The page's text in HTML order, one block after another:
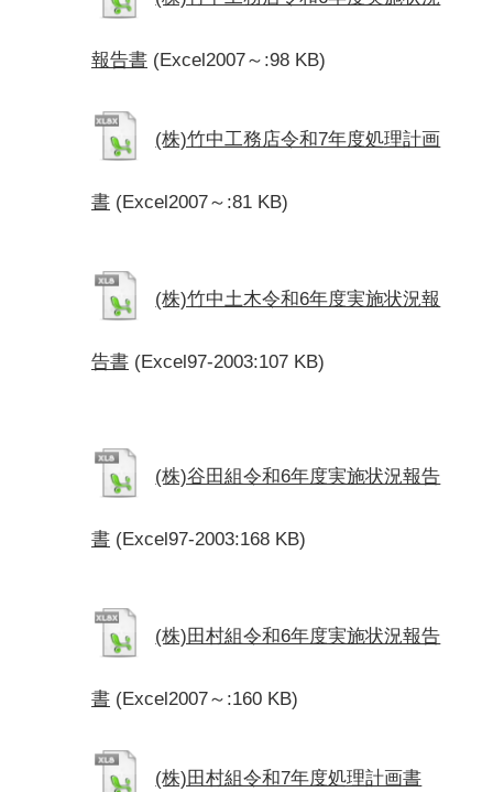
報告書 (Excel2007～:98 KB)
(株)竹中工務店令和7年度処理計画
書 (Excel2007～:81 KB)
(株)竹中土木令和6年度実施状況報
告書 (Excel97-2003:107 KB)
(株)谷田組令和6年度実施状況報告
書 (Excel97-2003:168 KB)
(株)田村組令和6年度実施状況報告
書 (Excel2007～:160 KB)
(株)田村組令和7年度処理計画書